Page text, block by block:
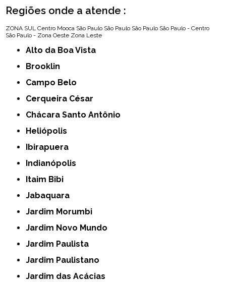
Regiões onde a atende :
ZONA SUL Centro Mooca São Paulo São Paulo São Paulo São Paulo - Centro
São Paulo - Zona Oeste Zona Leste
Alto da Boa Vista
Brooklin
Campo Belo
Cerqueira César
Chácara Santo Antônio
Heliópolis
Ibirapuera
Indianópolis
Itaim Bibi
Jabaquara
Jardim Morumbi
Jardim Novo Mundo
Jardim Paulista
Jardim Paulistano
Jardim das Acácias